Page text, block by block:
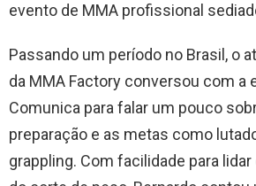
evento de MMA profissional
Passando um período no Brasil, o
da MMA Factory conversou com a
Comunica para falar um pouco
preparação e as metas como
grappling. Com facilidade para